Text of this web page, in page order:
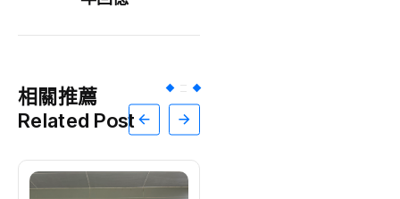
相關推薦
Related Post